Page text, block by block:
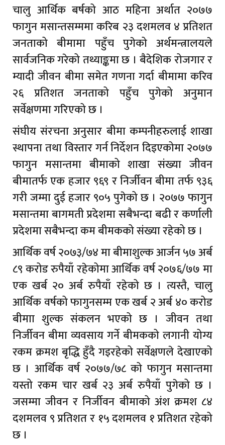
चालु आर्थिक बर्षको आठ महिना अर्थात २०७७
फागुन मसान्तसम्ममा करिब २३ दशमलव ४ प्रतिशत
जनताको बीमामा पहुँच पुगेको अर्थमन्त्रालयले
सार्वजनिक गरेको तथ्याङ्कमा छ । बैदेशिक रोजगार र
म्यादी जीवन बीमा समेत गणना गर्दा बीमामा करिव
२६ प्रतिशत जनताको पहुँच पुगेको अनुमान
सर्वेक्षणमा गरिएको छ ।
संघीय संरचना अनुसार बीमा कम्पनीहरुलाई शाखा
स्थापना तथा विस्तार गर्न निर्देशन दिइएकोमा २०७७
फागुन मसान्तमा बीमाको शाखा संख्या जीवन
बीमातर्फ एक हजार ९६९ र निर्जीवन बीमा तर्फ ९३६
गरी जम्मा दुई हजार ९०५ पुगेको छ । २०७७ फागुन
मसान्तमा बागमती प्रदेशमा सबैभन्दा बढी र कर्णाली
प्रदेशमा सबैभन्दा कम बीमकको संख्या रहेको छ ।
आर्थिक वर्ष २०७३/७४ मा बीमाशुल्क आर्जन ५७ अर्ब
८९ करोड रुपैयाँ रहेकोमा आर्थिक वर्ष २०७६/७७ मा
एक खर्ब २० अर्ब रुपैयाँ रहेको छ । त्यस्तै, चालु
आर्थिक वर्षको फागुनसम्म एक खर्ब २ अर्ब ४० करोड
बीमाा शुल्क संकलन भएको छ । जीवन तथा
निर्जीवन बीमा व्यवसाय गर्ने बीमकको लगानी योग्य
रकम क्रमश बृद्धि हुँदै गइरहेको सर्वेक्षणले देखाएको
छ । आर्थिक वर्ष २०७७/७८ को फागुन मसान्तमा
यस्तो रकम चार खर्ब २३ अर्ब रुपैयाँ पुगेको छ ।
जसम्मा जीवन र निर्जीवन बीमाको अंश क्रमश ८४
दशमलव ९ प्रतिशत र १५ दशमलव १ प्रतिशत रहेको
छ ।